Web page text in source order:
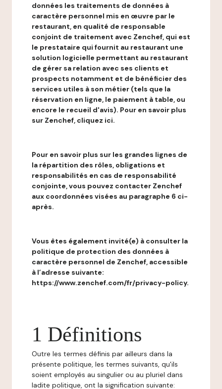
données les traitements de données à
caractère personnel mis en œuvre par le
restaurant, en qualité de responsable
conjoint de traitement avec Zenchef, qui est
le prestataire qui fournit au restaurant une
solution logicielle permettant au restaurant
de gérer sa relation avec ses clients et
prospects notamment et de bénéficier des
services utiles à son métier (tels que la
réservation en ligne, le paiement à table, ou
encore le recueil d'avis). Pour en savoir plus
sur Zenchef, cliquez ici.
Pour en savoir plus sur les grandes lignes de
la répartition des rôles, obligations et
responsabilités en cas de responsabilité
conjointe, vous pouvez contacter Zenchef
aux coordonnées visées au paragraphe 6 ci-
après.
Vous êtes également invité(e) à consulter la
politique de protection des données à
caractère personnel de Zenchef, accessible
à l’adresse suivante:
https://www.zenchef.com/fr/privacy-policy.
1 Définitions
Outre les termes définis par ailleurs dans la
présente politique, les termes suivants, qu'ils
soient employés au singulier ou au pluriel dans
ladite politique, ont la signification suivante: